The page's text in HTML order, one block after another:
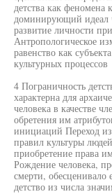
детства как феномена
доминирующий идеал
развитие личности
Антропологическое
равенство как
культурных процессов
4 Пограничность
характерна для
человека в качестве
обретения им
инициаций Переход
правил культуры
приобретение права
Рождение человека,
смерти,
детство из числа